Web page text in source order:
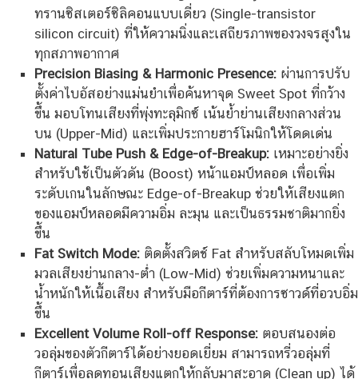
ทรานซิสเตอร์ซิลิคอนแบบเดี่ยว (Single-transistor
silicon circuit) ที่ให้ความนิ่งและเสถียรภาพของวงจรสูงใน
ทุกสภาพอากาศ
Precision Biasing & Harmonic Presence:ผ่านการปรับ
ตั้งค่าไบอัสอย่างแม่นยำเพื่อค้นหาจุด Sweet Spot ที่กว้าง
ขึ้น มอบโทนเสียงที่พุ่งทะลุมิกซ์ เน้นย้ำย่านเสียงกลางส่วน
บน (Upper-Mid) และเพิ่มประกายฮาร์โมนิกให้โดดเด่น
Natural Tube Push & Edge-of-Breakup:เหมาะอย่างยิ่ง
สำหรับใช้เป็นตัวดัน (Boost) หน้าแอมป์หลอด เพื่อเพิ่ม
ระดับเกนในลักษณะ Edge-of-Breakup ช่วยให้เสียงแตก
ของแอมป์หลอดมีความอิ่ม ละมุน และเป็นธรรมชาติมากยิ่ง
ขึ้น
Fat Switch Mode:ติดตั้งสวิตช์ Fat สำหรับสลับโหมดเพิ่ม
มวลเสียงย่านกลาง-ต่ำ (Low-Mid) ช่วยเพิ่มความหนาและ
น้ำหนักให้เนื้อเสียง สำหรับมือกีตาร์ที่ต้องการซาวด์ที่อวบอิ่ม
ขึ้น
Excellent Volume Roll-off Response:ตอบสนองต่อ
วอลุ่มของตัวกีตาร์ได้อย่างยอดเยี่ยม สามารถหรี่วอลุ่มที่
กีตาร์เพื่อลดทอนเสียงแตกให้กลับมาสะอาด (Clean up) ได้